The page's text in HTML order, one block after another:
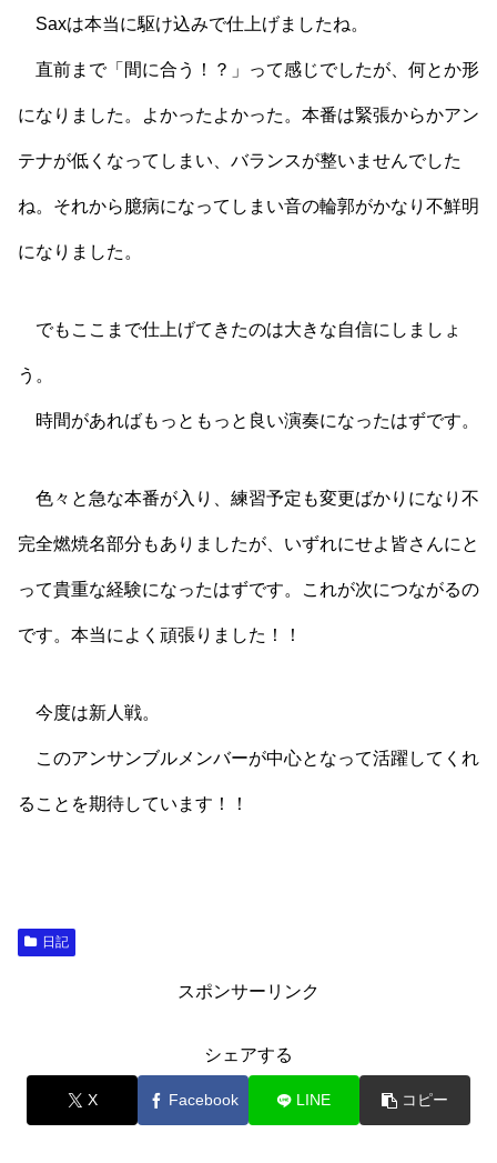
Saxは本当に駆け込みで仕上げましたね。
直前まで「間に合う！？」って感じでしたが、何とか形
になりました。よかったよかった。本番は緊張からかアン
テナが低くなってしまい、バランスが整いませんでした
ね。それから臆病になってしまい音の輪郭がかなり不鮮明
になりました。
でもここまで仕上げてきたのは大きな自信にしましょ
う。
時間があればもっともっと良い演奏になったはずです。
色々と急な本番が入り、練習予定も変更ばかりになり不
完全燃焼名部分もありましたが、いずれにせよ皆さんにと
って貴重な経験になったはずです。これが次につながるの
です。本当によく頑張りました！！
今度は新人戦。
このアンサンブルメンバーが中心となって活躍してくれ
ることを期待しています！！
日記
スポンサーリンク
シェアする
X Facebook LINE コピー